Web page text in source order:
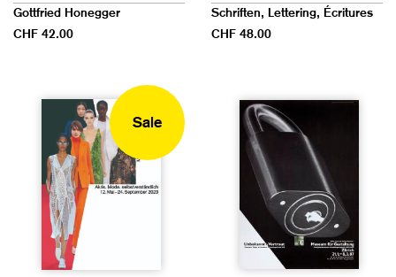
Gottfried Honegger
CHF 42.00
Schriften, Lettering, Écritures
CHF 48.00
Sale